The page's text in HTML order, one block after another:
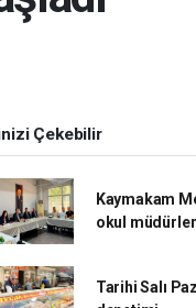
Çekebilir
Kaymakam
okul
Tarihi Salı